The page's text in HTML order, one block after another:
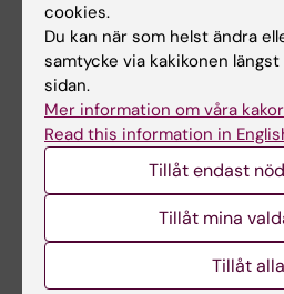
Agneta
Telefon:
+46852483845
agneta.mansson.broberg@ki.se
cookies.
Du kan när som helst ändra
samtycke via kakikonen
sidan.
Mer information om våra kakor
Read this information in
Tillåt endast
Tillåt mina
Tillåt alla